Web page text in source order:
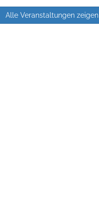
Alle Veranstaltungen zeigen